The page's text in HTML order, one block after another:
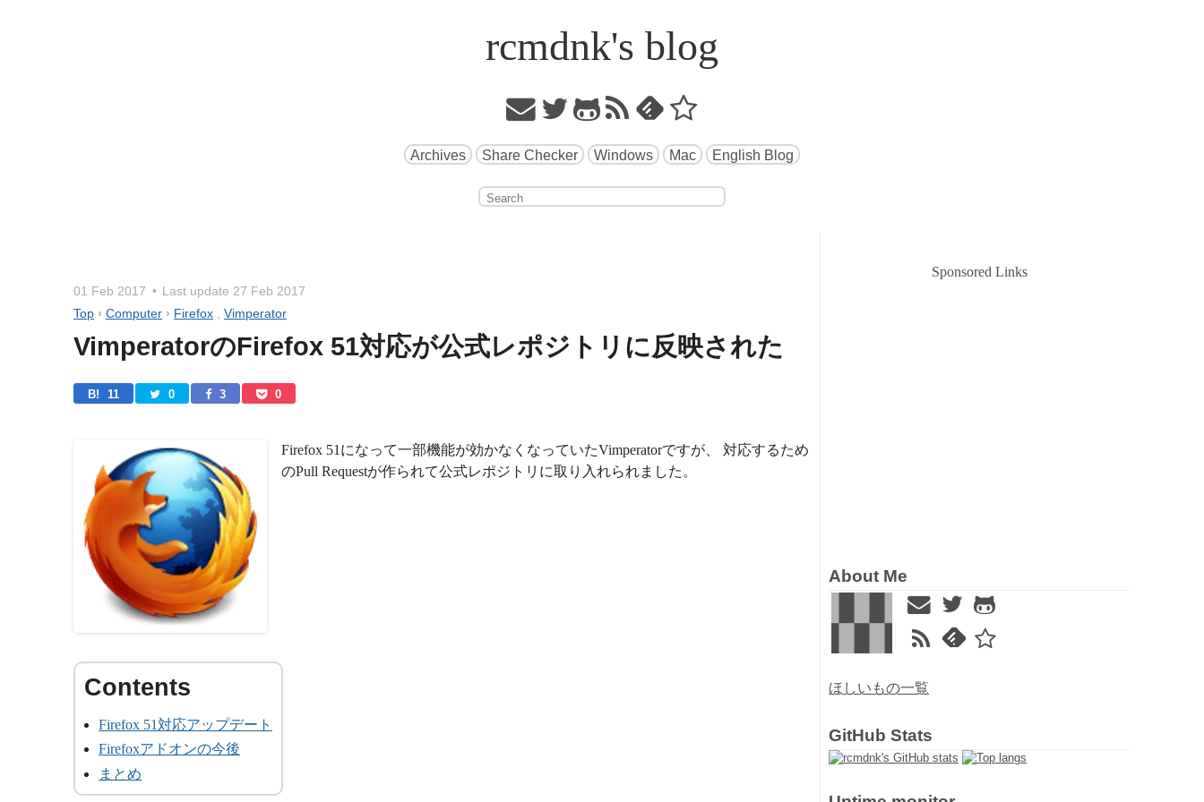
rcmdnk's blog
Archives Share Checker Windows Mac English Blog
01 Feb 2017 Last update 27 Feb 2017
Top › Computer › Firefox , Vimperator
VimperatorのFirefox 51対応が公式レポジトリに反映された
B! 11 0 3 0
Firefox 51になって一部機能が効かなくなっていたVimperatorですが、 対応するため
のPull Requestが作られて公式レポジトリに取り入れられました。
Firefox 51対応アップデート
Firefoxアドオンの今後
まとめ
Sponsored Links
About Me
ほしいもの一覧
GitHub Stats